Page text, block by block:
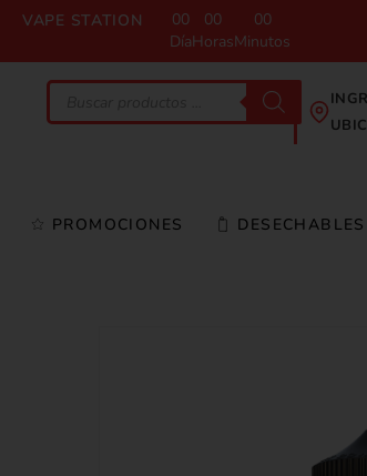
VAPE STATION
00
Día
00
Horas
00
Minutos
PROMOCIONES DESECHABLES